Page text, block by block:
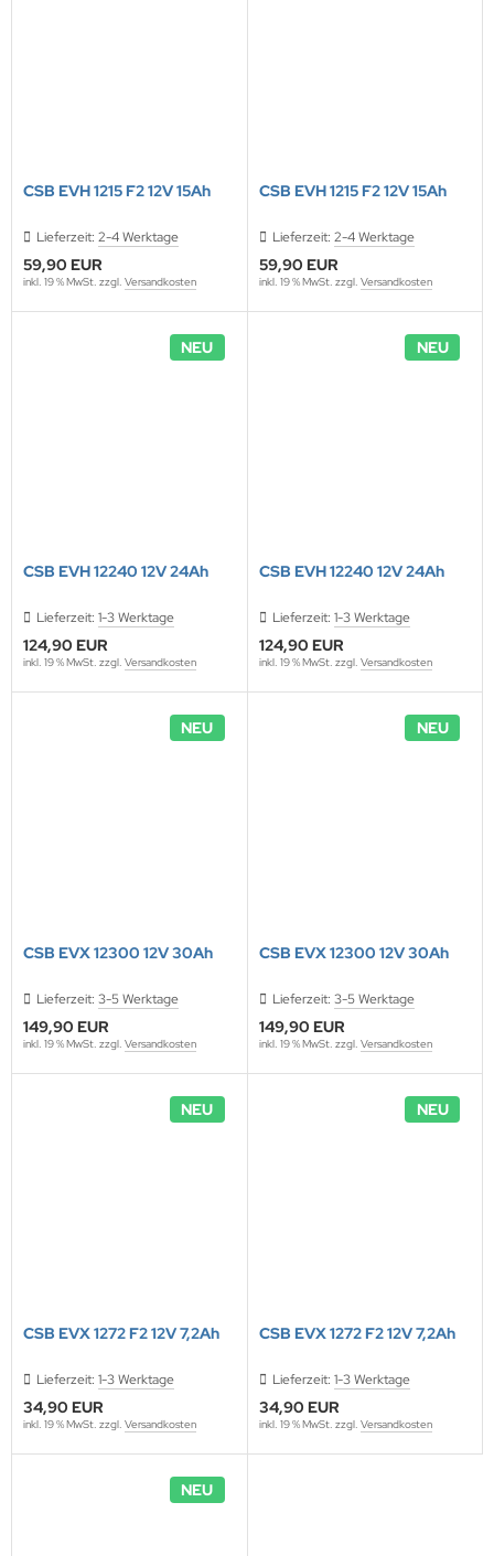
CSB EVH 1215 F2 12V 15Ah
Lieferzeit: 2-4 Werktage
59,90 EUR
inkl. 19 % MwSt. zzgl. Versandkosten
CSB EVH 1215 F2 12V 15Ah
Lieferzeit: 2-4 Werktage
59,90 EUR
inkl. 19 % MwSt. zzgl. Versandkosten
NEU
CSB EVH 12240 12V 24Ah
Lieferzeit: 1-3 Werktage
124,90 EUR
inkl. 19 % MwSt. zzgl. Versandkosten
NEU
CSB EVH 12240 12V 24Ah
Lieferzeit: 1-3 Werktage
124,90 EUR
inkl. 19 % MwSt. zzgl. Versandkosten
NEU
CSB EVX 12300 12V 30Ah
Lieferzeit: 3-5 Werktage
149,90 EUR
inkl. 19 % MwSt. zzgl. Versandkosten
NEU
CSB EVX 12300 12V 30Ah
Lieferzeit: 3-5 Werktage
149,90 EUR
inkl. 19 % MwSt. zzgl. Versandkosten
NEU
CSB EVX 1272 F2 12V 7,2Ah
Lieferzeit: 1-3 Werktage
34,90 EUR
inkl. 19 % MwSt. zzgl. Versandkosten
NEU
CSB EVX 1272 F2 12V 7,2Ah
Lieferzeit: 1-3 Werktage
34,90 EUR
inkl. 19 % MwSt. zzgl. Versandkosten
NEU